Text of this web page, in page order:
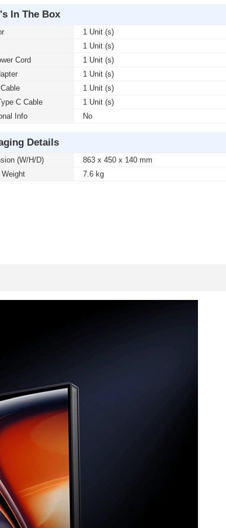
In The Box
1 Unit (s)
1 Unit (s)
Cord
1 Unit (s)
1 Unit (s)
1 Unit (s)
C Cable
1 Unit (s)
Info
No
Details
(W/H/D)
863 x 450 x 140 mm
7.6 kg